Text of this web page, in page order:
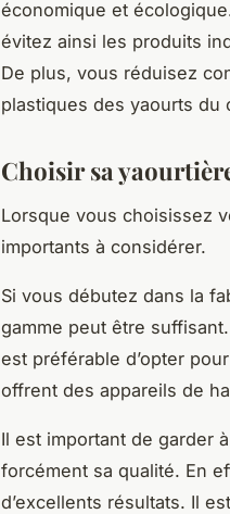
économique et
évitez ainsi les produits
De plus, vous réduisez
plastiques des yaourts du
Choisir sa
Lorsque vous choisissez
importants à considérer.
Si vous débutez dans la
gamme peut être
est préférable d’opter
offrent des appareils de
Il est important de garder
forcément sa qualité. En
d’excellents résultats. Il